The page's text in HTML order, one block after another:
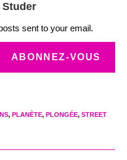
Studer
sent to your email.
ABONNEZ-VOUS
, PLANÈTE, PLONGÉE, STREET